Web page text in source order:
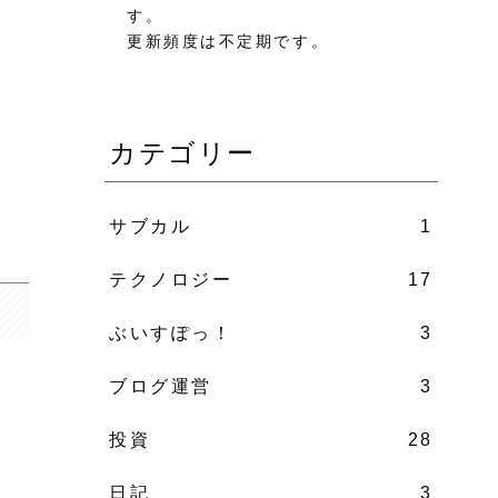
す。
更新頻度は不定期です。
カテゴリー
サブカル 1
テクノロジー 17
ぶいすぽっ！ 3
ブログ運営 3
投資 28
日記 3